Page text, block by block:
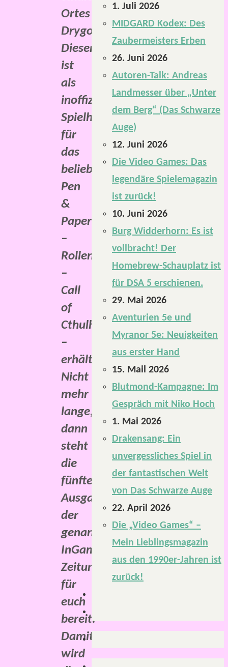
Ortes
Drygolstadt.
Dieser
ist
als
inoffizielle
Spielhilfe
für
das
beliebte
Pen
&
Paper
–
Rollenspiel
–
Call
of
Cthulhu
–
erhältlich.
Nicht
mehr
lange,
dann
steht
die
fünfte
Ausgabe
der
genannten
InGame-
Zeitung
für
euch
bereit.
Damit
wird
1. Juli 2026
MIDGARD Kodex: Des
Zaubermeisters Erben
26. Juni 2026
Autoren-Talk: Andreas
Landmesser über „Unter
dem Berg“ (Das Schwarze
Auge)
12. Juni 2026
Die Video Games: Das
legendäre Spielemagazin
ist zurück!
10. Juni 2026
Burg Widderhorn: Es ist
vollbracht! Der
Homebrew-Schauplatz ist
für DSA 5 erschienen.
29. Mai 2026
Aventurien 5e und
Myranor 5e: Neuigkeiten
aus erster Hand
15. Mail 2026
Blutmond-Kampagne: Im
Gespräch mit Niko Hoch
1. Mai 2026
Drakensang: Ein
unvergessliches Spiel in
der fantastischen Welt
von Das Schwarze Auge
22. April 2026
Die „Video Games“ –
Mein Lieblingsmagazin
aus den 1990er-Jahren ist
zurück!